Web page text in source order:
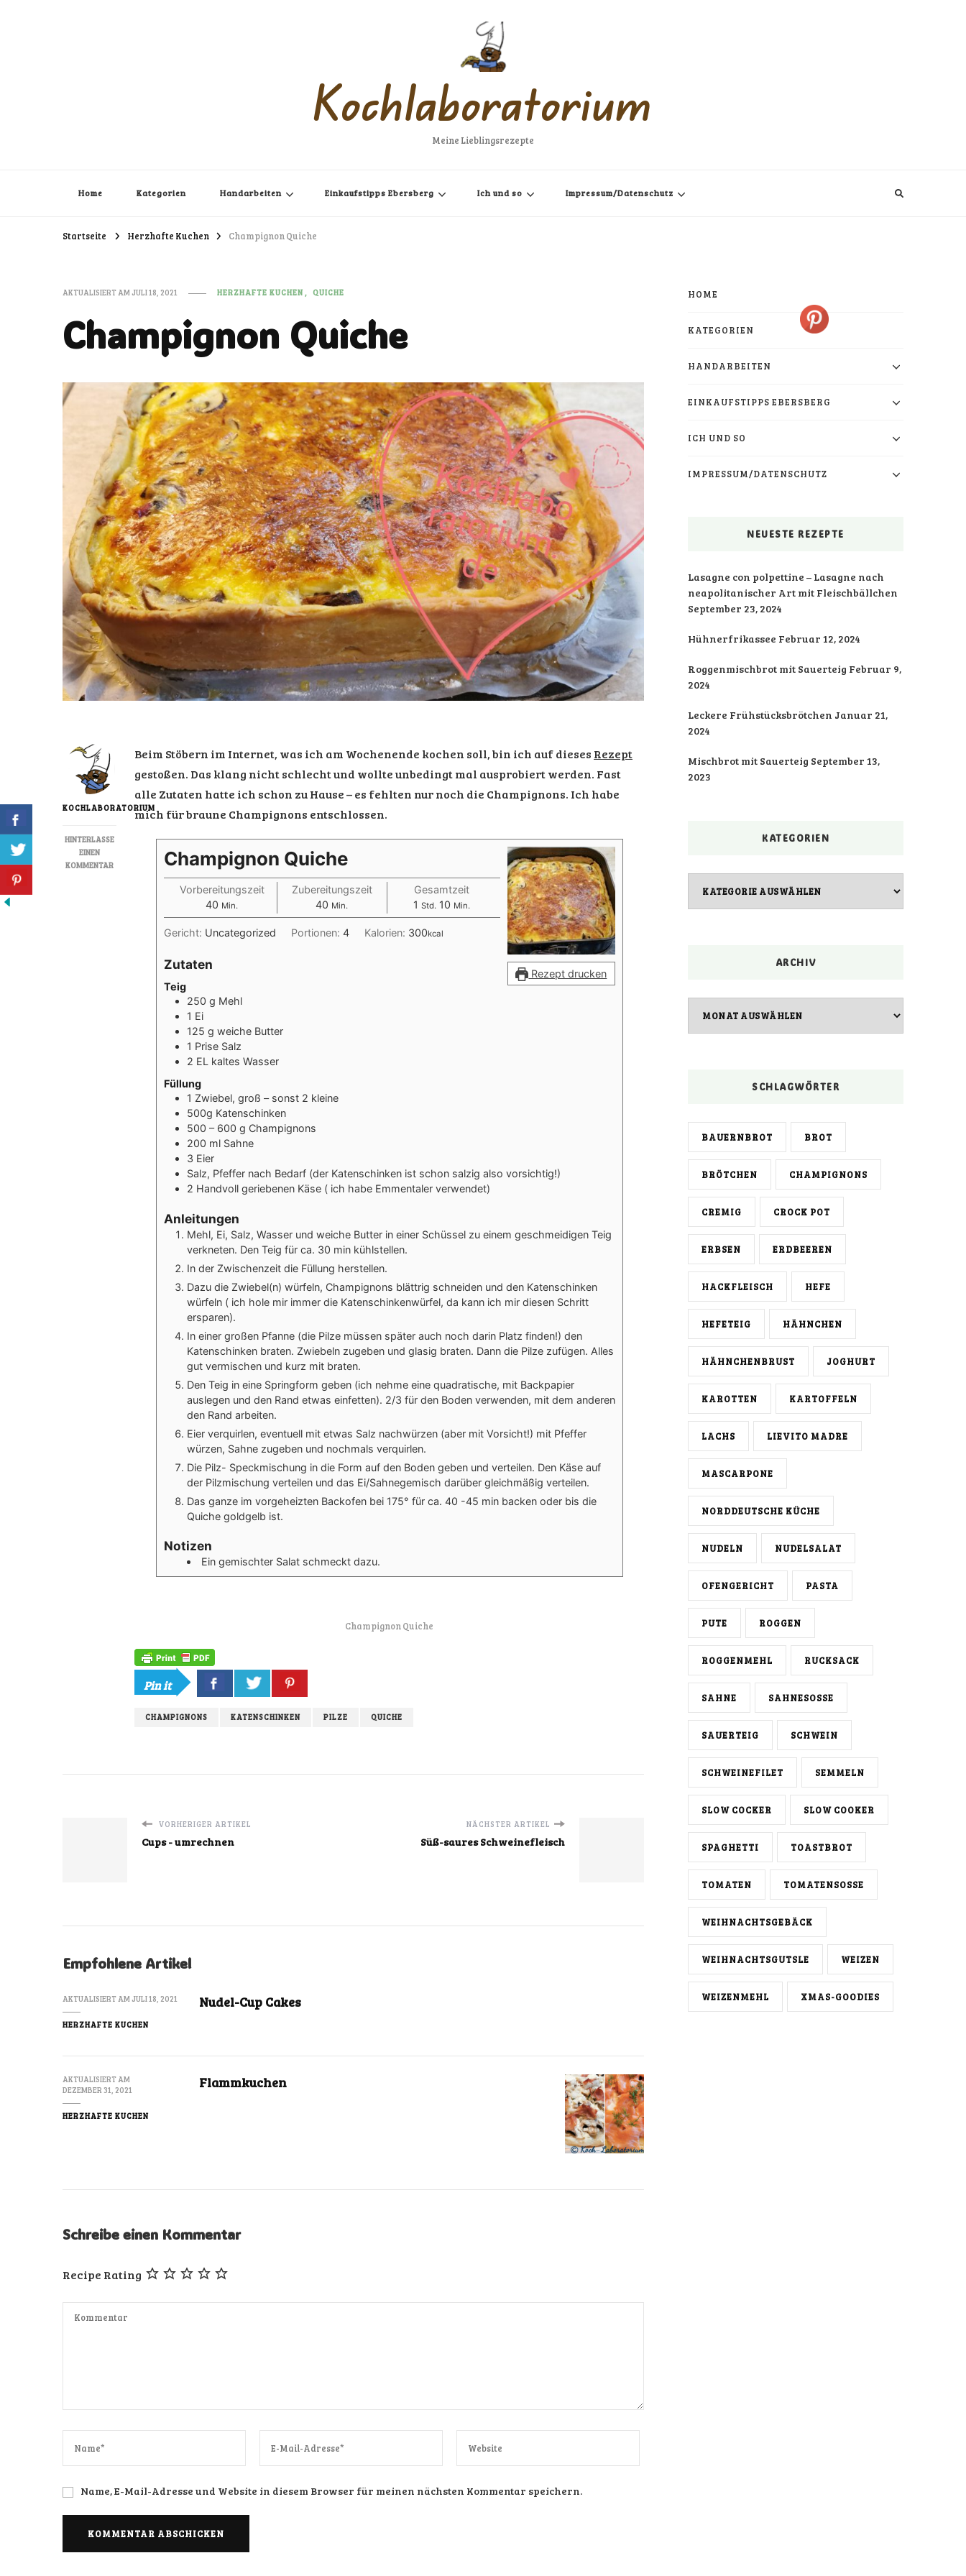
Kochlaboratorium
Meine Lieblingsrezepte
Home Kategorien Handarbeiten Einkaufstipps Ebersberg Ich und so Impressum/Datenschutz
Startseite Herzhafte Kuchen Champignon Quiche
AKTUALISIERT AMJULI 18, 2021 HERZHAFTE KUCHEN QUICHE
Champignon Quiche
KOCHLABORATORIUM
HINTERLASSE
EINEN
KOMMENTARZU
Beim Stöbern im Internet, was ich am Wochenende kochen soll, bin ich auf dieses Rezept
gestoßen. Das klang nicht schlecht und wollte unbedingt mal ausprobiert werden. Fast
alle Zutaten hatte ich schon zu Hause – es fehlten nur noch die Champignons. Ich habe
mich für braune Champignons entschlossen.
Rezept drucken
Champignon Quiche
Vorbereitungszeit
40 Minuten
Min.
Zubereitungszeit
40 Minuten
Min.
Gesamtzeit
1 Stunde
Std. 10 Minuten
Min.
Gericht: Uncategorized Portionen: 4 Kalorien: 300kcal
Zutaten
Teig
250 g Mehl
1 Ei
125 g weiche Butter
1 Prise Salz
2 EL kaltes Wasser
Füllung
1 Zwiebel, groß – sonst 2 kleine
500g Katenschinken
500 – 600 g Champignons
200 ml Sahne
3 Eier
Salz, Pfeffer nach Bedarf (der Katenschinken ist schon salzig also vorsichtig!)
2 Handvoll geriebenen Käse ( ich habe Emmentaler verwendet)
Anleitungen
Mehl, Ei, Salz, Wasser und weiche Butter in einer Schüssel zu einem geschmeidigen Teig
verkneten. Den Teig für ca. 30 min kühlstellen.
In der Zwischenzeit die Füllung herstellen.
Dazu die Zwiebel(n) würfeln, Champignons blättrig schneiden und den Katenschinken
würfeln ( ich hole mir immer die Katenschinkenwürfel, da kann ich mir diesen Schritt
ersparen).
In einer großen Pfanne (die Pilze müssen später auch noch darin Platz finden!) den
Katenschinken braten. Zwiebeln zugeben und glasig braten. Dann die Pilze zufügen. Alles
gut vermischen und kurz mit braten.
Den Teig in eine Springform geben (ich nehme eine quadratische, mit Backpapier
auslegen und den Rand etwas einfetten). 2/3 für den Boden verwenden, mit dem anderen
den Rand arbeiten.
Eier verquirlen, eventuell mit etwas Salz nachwürzen (aber mit Vorsicht!) mit Pfeffer
würzen, Sahne zugeben und nochmals verquirlen.
Die Pilz- Speckmischung in die Form auf den Boden geben und verteilen. Den Käse auf
der Pilzmischung verteilen und das Ei/Sahnegemisch darüber gleichmäßig verteilen.
Das ganze im vorgeheizten Backofen bei 175° für ca. 40 -45 min backen oder bis die
Quiche goldgelb ist.
Notizen
Ein gemischter Salat schmeckt dazu.
Champignon Quiche
Pin it
CHAMPIGNONS KATENSCHINKEN PILZE QUICHE
VORHERIGER ARTIKEL
Cups - umrechnen
NÄCHSTER ARTIKEL
Süß-saures Schweinefleisch
Empfohlene Artikel
AKTUALISIERT AMJULI 18, 2021
HERZHAFTE KUCHEN
Nudel-Cup Cakes
AKTUALISIERT AM
DEZEMBER 31, 2021
HERZHAFTE KUCHEN
Flammkuchen
Schreibe einen Kommentar
Recipe Rating
Name, E-Mail-Adresse und Website in diesem Browser für meinen nächsten Kommentar speichern.
HOME
KATEGORIEN
HANDARBEITEN
EINKAUFSTIPPS EBERSBERG
ICH UND SO
IMPRESSUM/DATENSCHUTZ
NEUESTE REZEPTE
Lasagne con polpettine – Lasagne nach
neapolitanischer Art mit Fleischbällchen
September 23, 2024
Hühnerfrikassee Februar 12, 2024
Roggenmischbrot mit Sauerteig Februar 9,
2024
Leckere Frühstücksbrötchen Januar 21,
2024
Mischbrot mit Sauerteig September 13,
2023
KATEGORIEN
ARCHIV
SCHLAGWÖRTER
BAUERNBROT BROT
BRÖTCHEN CHAMPIGNONS
CREMIG CROCK POT
ERBSEN ERDBEEREN
HACKFLEISCH HEFE
HEFETEIG HÄHNCHEN
HÄHNCHENBRUST JOGHURT
KAROTTEN KARTOFFELN
LACHS LIEVITO MADRE
MASCARPONE
NORDDEUTSCHE KÜCHE
NUDELN NUDELSALAT
OFENGERICHT PASTA
PUTE ROGGEN
ROGGENMEHL RUCKSACK
SAHNE SAHNESOSSE
SAUERTEIG SCHWEIN
SCHWEINEFILET SEMMELN
SLOW COCKER SLOW COOKER
SPAGHETTI TOASTBROT
TOMATEN TOMATENSOSSE
WEIHNACHTSGEBÄCK
WEIHNACHTSGUTSLE WEIZEN
WEIZENMEHL XMAS-GOODIES